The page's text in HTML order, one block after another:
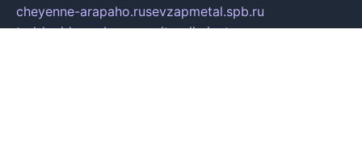
cheyenne-arapaho.rusevzapmetal.spb.ru
ted-lapidus.spb.ruparasite-eliminator.ru